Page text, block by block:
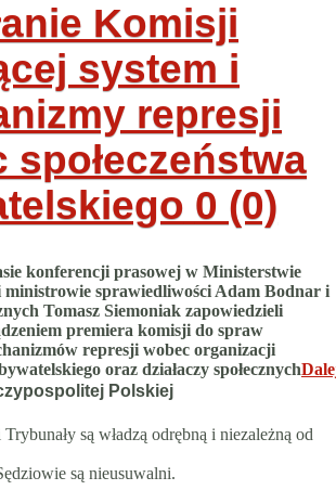
Komisji
system i
represji
społeczeństwa
0 (0)
konferencji prasowej w Ministerstwie
ministrowie sprawiedliwości Adam Bodnar i
Tomasz Siemoniak zapowiedzieli
premiera komisji do spraw
represji wobec organizacji
oraz działaczy społecznych
Polskiej
Trybunały są władzą odrębną i niezależną od
są nieusuwalni.